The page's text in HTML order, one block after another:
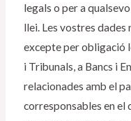
legals o per a
llei. Les vostres dades
excepte per obligació
i Tribunals, a Bancs i
relacionades amb el
corresponsables en el